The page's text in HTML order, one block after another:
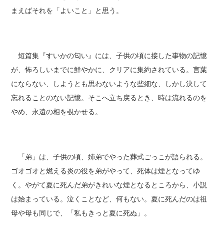
まえばそれを「よいこと」と思う。
短篇集『すいかの匂い』には、子供の頃に接した事物の記憶
が、怖ろしいまでに鮮やかに、クリアに集約されている。言葉
にならない、しようとも思わないような些細な、しかし決して
忘れることのない記憶。そこへ立ち戻るとき、時は流れるのを
やめ、永遠の相を覗かせる。
「弟」は、子供の頃、姉弟でやった葬式ごっこが語られる。
ゴオゴオと燃える炎の役を弟がやって、死体は煙となってゆ
く。やがて夏に死んだ弟がきれいな煙となるところから、小説
は始まっている。泣くことなど、何もない。夏に死んだのは祖
母や母も同じで、「私もきっと夏に死ぬ」。